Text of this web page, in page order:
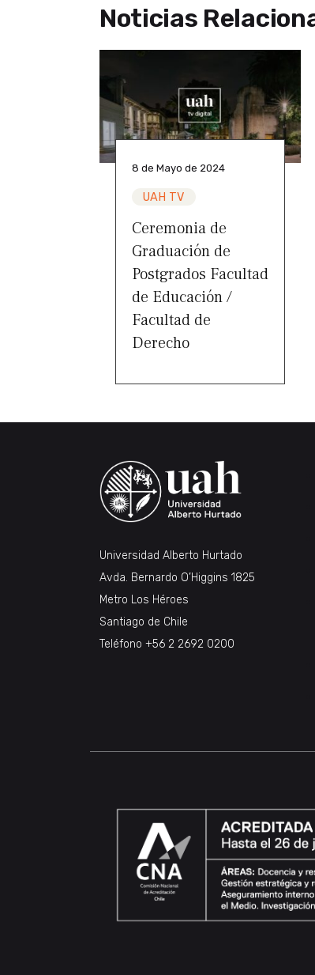
Noticias
8 de Mayo de 2024
UAH TV
Ceremonia de
Graduación de
Postgrados Facultad
de Educación /
Facultad de
Derecho
Universidad Alberto Hurtado
Avda. Bernardo O’Higgins 1825
Metro Los Héroes
Santiago de Chile
Teléfono +56 2 2692 0200